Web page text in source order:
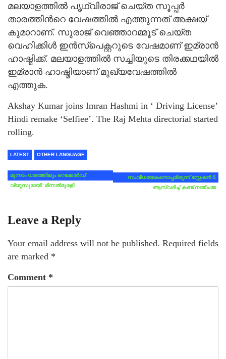
മലയാളത്തില്‍ പൃഥ്വിരാജ് ചെയ്ത സൂപ്പര്‍
താരത്തിന്‍റെ വേഷത്തില്‍ എത്തുന്നത് അക്ഷയ്
കുമാറാണ്. സുരാജ് വെഞ്ഞാറമ്മൂട് ചെയ്ത
വെഹിക്കിള്‍ ഇന്‍സ്‍പെക്റ്ററുടെ വേഷമാണ് ഇമ്രാന്‍
ഹാഷ്മിക്ക്. മലയാളത്തില്‍ സച്ചിയുടെ തിരക്കഥയില്‍
ഇമ്രാന്‍ ഹാഷ്മിയാണ് മുഖ്യവേഷത്തില്‍
എത്തുക.
Akshay Kumar joins Imran Hashmi in ‘ Driving License’
Hindi remake ‘Selfiee’. The Raj Mehta directorial started
rolling.
LATEST OTHER LANGUAGE
മൂന്നാം വാരത്തിലും റെക്കോര്‍ഡ്
വ്യൂസുമായി ‘മിന്നല്‍മുരളി’
സംവിധായകനൊപ്പമിരുന്ന് സ്റ്റേഷൻ 5
ആസ്വദിച്ച് കണ്ട് നഞ്ചമ്മ
Leave a Reply
Your email address will not be published. Required fields
are marked *
Comment *